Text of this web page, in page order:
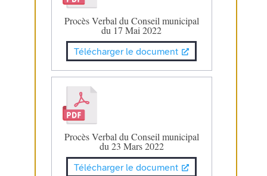
Procès Verbal du Conseil municipal
du 17 Mai 2022
Télécharger le document
Procès Verbal du Conseil municipal
du 23 Mars 2022
Télécharger le document